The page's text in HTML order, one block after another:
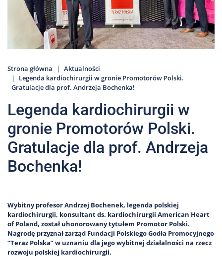
302
Strona główna
Aktualności
Legenda kardiochirurgii w gronie Promotorów Polski.
Gratulacje dla prof. Andrzeja Bochenka!
Legenda kardiochirurgii w
gronie Promotorów Polski.
Gratulacje dla prof. Andrzeja
Bochenka!
Wybitny profesor Andrzej Bochenek, legenda polskiej
kardiochirurgii, konsultant ds. kardiochirurgii American Heart
of Poland, został uhonorowany tytułem Promotor Polski.
Nagrodę przyznał zarząd Fundacji Polskiego Godła Promocyjnego
“Teraz Polska” w uznaniu dla jego wybitnej działalności na rzecz
rozwoju polskiej kardiochirurgii.